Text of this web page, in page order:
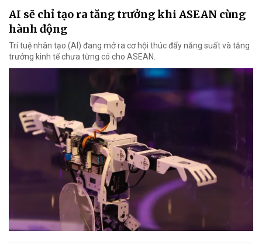
AI sẽ chỉ tạo ra tăng trưởng khi ASEAN cùng
hành động
Trí tuệ nhân tạo (AI) đang mở ra cơ hội thúc đẩy năng suất và tăng
trưởng kinh tế chưa từng có cho ASEAN.